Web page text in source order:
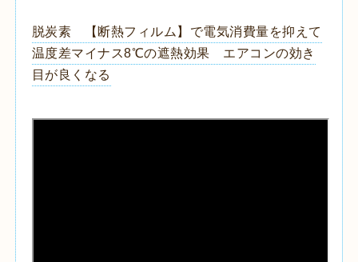
脱炭素 【断熱フィルム】で電気消費量を抑えて
温度差マイナス8℃の遮熱効果 エアコンの効き
目が良くなる